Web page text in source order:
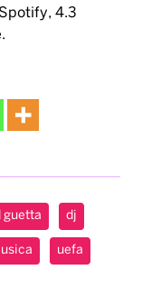
4.3
guetta dj
uefa